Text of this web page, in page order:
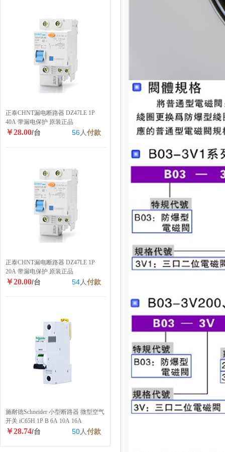
正泰CHNT漏电断路器 DZ47LE 1P
40A 带漏电保护 原装正品
￥28.00/台 56人付款
正泰CHNT漏电断路器 DZ47LE 1P
20A 带漏电保护 原装正品
￥20.00/台 54人付款
施耐德Schneider 小型断路器 微型空气
开关 iC65H 1P B 6A 10A 16A
￥28.74/台 50人付款